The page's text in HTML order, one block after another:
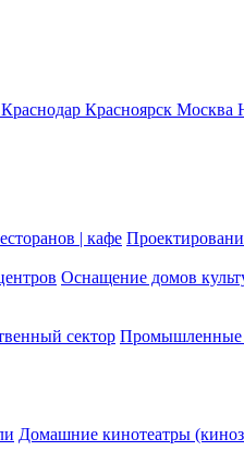
Краснодар Красноярск Москва
| кафе
Оснащение домов
сектор Промышленные
Домашние кинотеатры